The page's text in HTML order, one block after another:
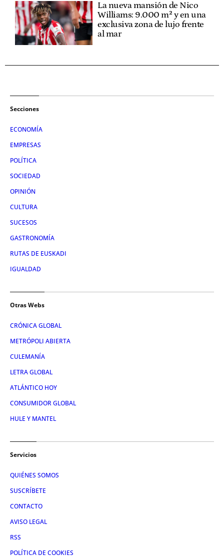
La nueva mansión de Nico
Williams: 9.000 m² y en una
exclusiva zona de lujo frente
al mar
Secciones
ECONOMÍA
EMPRESAS
POLÍTICA
SOCIEDAD
OPINIÓN
CULTURA
SUCESOS
GASTRONOMÍA
RUTAS DE EUSKADI
IGUALDAD
Otras Webs
CRÓNICA GLOBAL
METRÓPOLI ABIERTA
CULEMANÍA
LETRA GLOBAL
ATLÁNTICO HOY
CONSUMIDOR GLOBAL
HULE Y MANTEL
Servicios
QUIÉNES SOMOS
SUSCRÍBETE
CONTACTO
AVISO LEGAL
RSS
POLÍTICA DE COOKIES